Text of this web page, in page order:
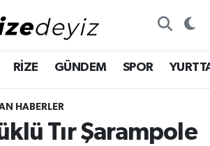
RİZE GÜNDEM SPOR
HABERLER
Tır Şarampole
Haritası